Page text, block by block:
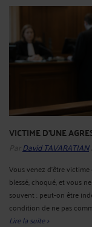
VICTIME D'UNE
Par David TAVARATIAN
Vous venez d'être
blessé, choqué, et vous
souvent : peut-on être
condition de ne pas
Lire la suite >